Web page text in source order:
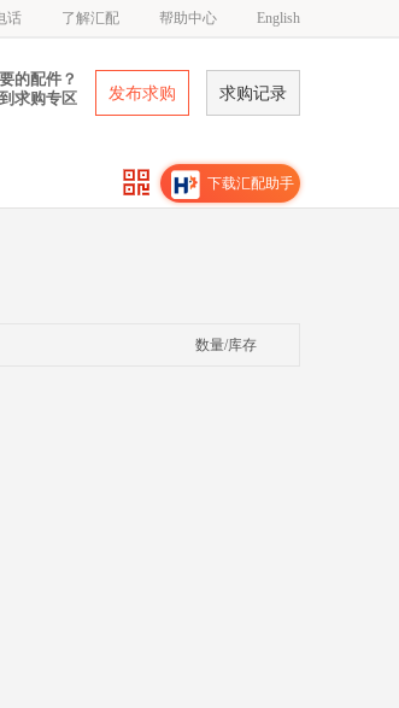
话 了解汇配 帮助中心 English
的配件？
求购专区
发布求购 求购记录
下载汇配助手
数量/库存